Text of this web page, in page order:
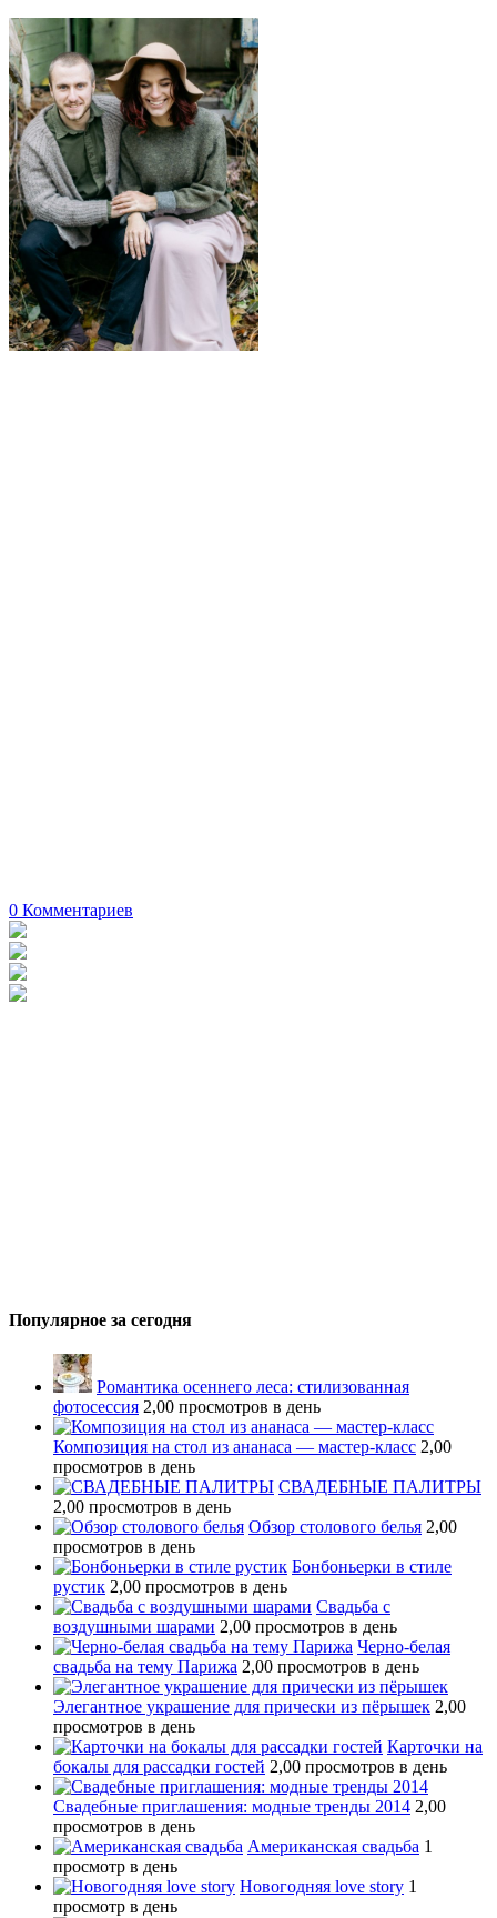
0 Комментариев
Популярное за сегодня
Романтика осеннего леса: стилизованная
фотосессия 2,00 просмотров в день
Композиция на стол из ананаса — мастер-класс 2,00
просмотров в день
СВАДЕБНЫЕ ПАЛИТРЫ
2,00 просмотров в день
Обзор столового белья 2,00
просмотров в день
Бонбоньерки в стиле
рустик 2,00 просмотров в день
Свадьба с
воздушными шарами 2,00 просмотров в день
Черно-белая
свадьба на тему Парижа 2,00 просмотров в день
Элегантное украшение для прически из пёрышек 2,00
просмотров в день
Карточки на
бокалы для рассадки гостей 2,00 просмотров в день
Свадебные приглашения: модные тренды 2014 2,00
просмотров в день
Американская свадьба 1
просмотр в день
Новогодняя love story 1
просмотр в день